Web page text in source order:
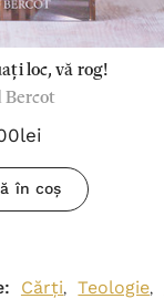
loc, vă rog!
Bercot
în coș
Cărți, Teologie,